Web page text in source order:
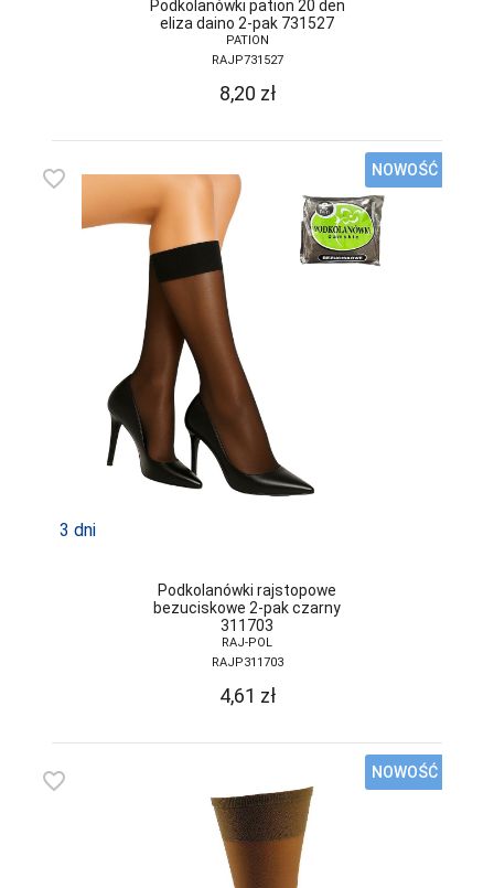
MONDO-CALZA
OBSESSIVE
OMSA
PACIFIC CLUB
PARIPARI
PATION
PER TE
PIERRE CARDIN
PINO VICINO
PRIMO
RAJ-POL
REBEKA
REGINA
REGINA SOCKS
RISOCKS
ROADSIGN
Podkolanówki pation 20 den
eliza daino 2-pak 731527
PATION
RAJP731527
8,20 zł
favorite_border NOWOŚĆ
3 dni
Podkolanówki rajstopowe
bezuciskowe 2-pak czarny
311703
RAJ-POL
RAJP311703
4,61 zł
favorite_border NOWOŚĆ